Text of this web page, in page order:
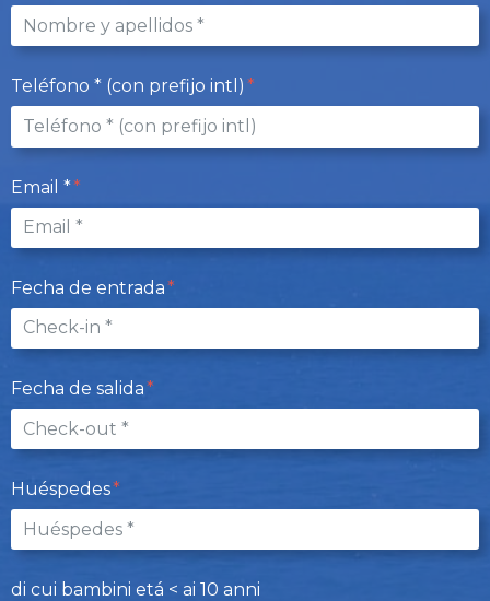
Teléfono * (con prefijo intl)
Email *
Fecha de entrada
Fecha de salida
Huéspedes
di cui bambini etá < ai 10 anni